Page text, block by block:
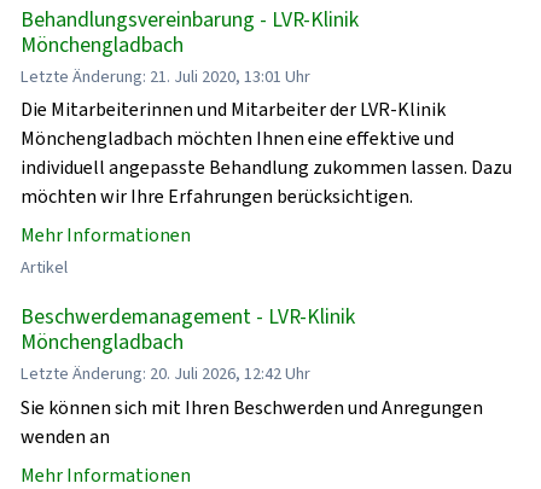
Behandlungsvereinbarung - LVR-Klinik
Mönchengladbach
Letzte Änderung: 21. Juli 2020, 13:01 Uhr
Die Mitarbeiterinnen und Mitarbeiter der LVR-Klinik
Mönchengladbach möchten Ihnen eine effektive und
individuell angepasste Behandlung zukommen lassen. Dazu
möchten wir Ihre Erfahrungen berücksichtigen.
Mehr Informationen
Artikel
Beschwerdemanagement - LVR-Klinik
Mönchengladbach
Letzte Änderung: 20. Juli 2026, 12:42 Uhr
Sie können sich mit Ihren Beschwerden und Anregungen
wenden an
Mehr Informationen